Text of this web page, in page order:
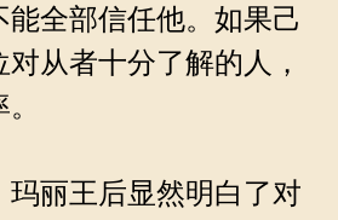
全部信任他。如果己
从者十分了解的人，
丽王后显然明白了对